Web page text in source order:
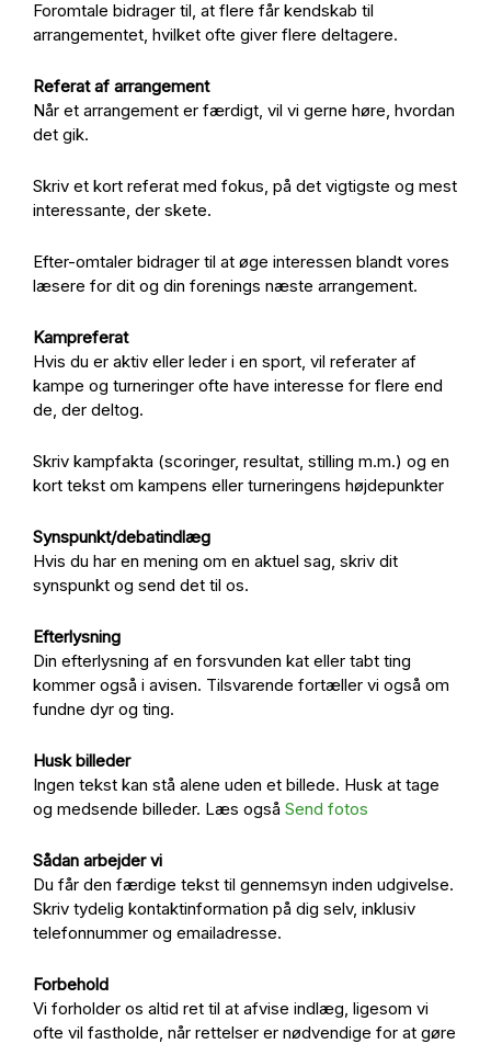
Foromtale bidrager til, at flere får kendskab til
arrangementet, hvilket ofte giver flere deltagere.
Referat af arrangement
Når et arrangement er færdigt, vil vi gerne høre, hvordan
det gik.
Skriv et kort referat med fokus, på det vigtigste og mest
interessante, der skete.
Efter-omtaler bidrager til at øge interessen blandt vores
læsere for dit og din forenings næste arrangement.
Kampreferat
Hvis du er aktiv eller leder i en sport, vil referater af
kampe og turneringer ofte have interesse for flere end
de, der deltog.
Skriv kampfakta (scoringer, resultat, stilling m.m.) og en
kort tekst om kampens eller turneringens højdepunkter
Synspunkt/debatindlæg
Hvis du har en mening om en aktuel sag, skriv dit
synspunkt og send det til os.
Efterlysning
Din efterlysning af en forsvunden kat eller tabt ting
kommer også i avisen. Tilsvarende fortæller vi også om
fundne dyr og ting.
Husk billeder
Ingen tekst kan stå alene uden et billede. Husk at tage
og medsende billeder. Læs også Send fotos
Sådan arbejder vi
Du får den færdige tekst til gennemsyn inden udgivelse.
Skriv tydelig kontaktinformation på dig selv, inklusiv
telefonnummer og emailadresse.
Forbehold
Vi forholder os altid ret til at afvise indlæg, ligesom vi
ofte vil fastholde, når rettelser er nødvendige for at gøre